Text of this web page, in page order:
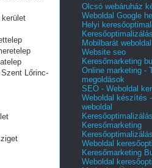
Lőrinc-
Olcsó webáruház
Weboldal Google
Helyi
Keresőoptimalizálás
Mobilbarát
Website seo
Keresőmarketing
Online marketing -
megoldások
SEO - Weboldal
Weboldal készítés
weboldal
Keresőmarketing
Weboldal
Keresőmarketing
Weboldal